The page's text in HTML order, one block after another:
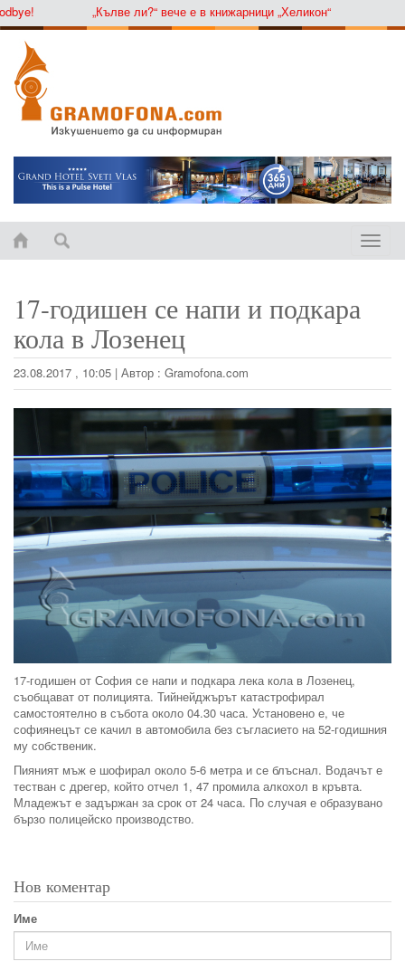
„Кълве ли?“ вече е в книжарници „Хеликон“
Toggle
17-годишен се напи и подкара
кола в Лозенец
23.08.2017 , 10:05 | Автор : Gramofona.com
17-годишен от София се напи и подкара лека кола в Лозенец,
съобщават от полицията. Тийнейджърът катастрофирал
самостоятелно в събота около 04.30 часа. Установено е, че
софиянецът се качил в автомобила без съгласието на 52-годишния
му собственик.
Пияният мъж е шофирал около 5-6 метра и се блъснал. Водачът е
тестван с дрегер, който отчел 1, 47 промила алкохол в кръвта.
Младежът е задържан за срок от 24 часа. По случая е образувано
бързо полицейско производство.
Нов коментар
Име